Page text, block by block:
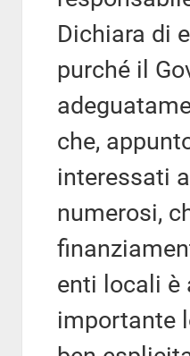
Dichiara di
purché il
che,
interessati
numerosi,
enti locali è
importante